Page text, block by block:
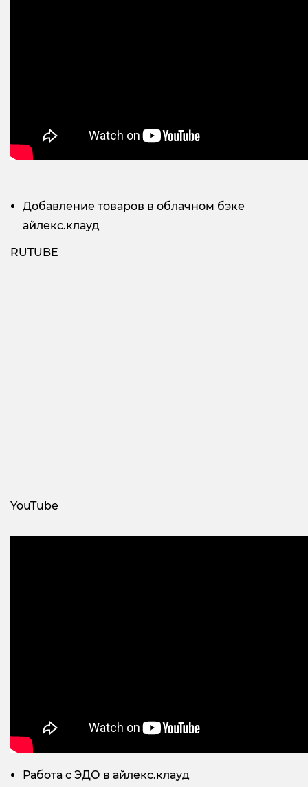
Добавление товаров в облачном бэке
айлекс.клауд
RUTUBE
YouTube
Работа с ЭДО в айлекс.клауд